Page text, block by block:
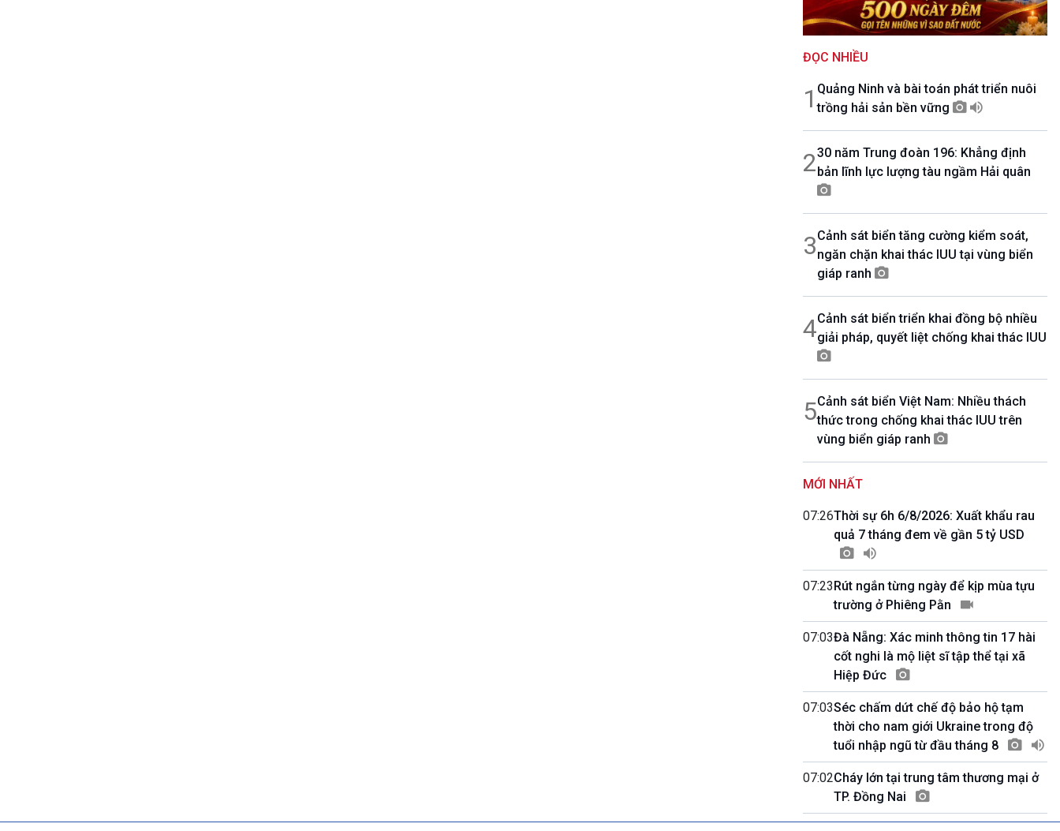
06h00-06h28
Thời sự sáng
Quảng cáo
Quân đội nhân dân
07h00-08h30
Bản tin văn hóa xã hội
08h35-08h40
Quảng cáo
08h50-08h55
Quảng cáo
08h55-09h00
Bản tin Thời sự
09h15-09h30
Dòng chảy kinh tế
09h35-09h40
Quảng cáo
09h40-09h55
Quảng cáo
Nhập hệ VOV3
10h00-10h05
Bản tin thời sự
10h05-10h10
Quảng cáo
10h10-10h25
Dân tộc và phát triển
10h25-10h30
Quảng cáo
10h30-11h00
Vì an ninh Tổ quốc
11h00-11h05
Bản tin thể thao
Quảng cáo
Xã hội chuyển động
11h25-11h30
ĐỌC NHIỀU
1Quảng Ninh và bài toán phát triển nuôi
trồng hải sản bền vững
230 năm Trung đoàn 196: Khẳng định
bản lĩnh lực lượng tàu ngầm Hải quân
3Cảnh sát biển tăng cường kiểm soát,
ngăn chặn khai thác IUU tại vùng biển
giáp ranh
4Cảnh sát biển triển khai đồng bộ nhiều
giải pháp, quyết liệt chống khai thác IUU
5Cảnh sát biển Việt Nam: Nhiều thách
thức trong chống khai thác IUU trên
vùng biển giáp ranh
MỚI NHẤT
07:26Thời sự 6h 6/8/2026: Xuất khẩu rau
quả 7 tháng đem về gần 5 tỷ USD
07:23Rút ngắn từng ngày để kịp mùa tựu
trường ở Phiêng Pằn
07:03Đà Nẵng: Xác minh thông tin 17 hài
cốt nghi là mộ liệt sĩ tập thể tại xã
Hiệp Đức
07:03Séc chấm dứt chế độ bảo hộ tạm
thời cho nam giới Ukraine trong độ
tuổi nhập ngũ từ đầu tháng 8
07:02Cháy lớn tại trung tâm thương mại ở
TP. Đồng Nai